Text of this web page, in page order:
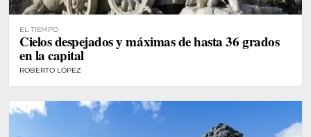
EL TIEMPO
Cielos despejados y máximas de hasta 36 grados
en la capital
ROBERTO LÓPEZ